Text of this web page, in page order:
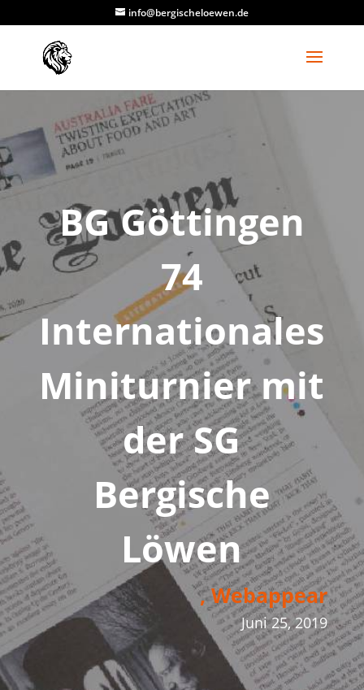
info@bergischeloewen.de
BG Göttingen
74
Internationales
Miniturnier mit
der SG
Bergische
Löwen
, Webappear
Juni 25, 2019